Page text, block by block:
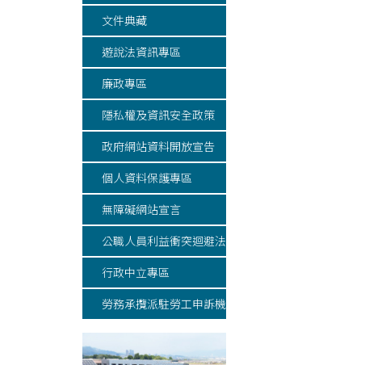
文件典藏
遊說法資訊專區
廉政專區
隱私權及資訊安全政策
政府網站資料開放宣告
個人資料保護專區
無障礙網站宣言
公職人員利益衝突迴避法專區
行政中立專區
勞務承攬派駐勞工申訴機制專區